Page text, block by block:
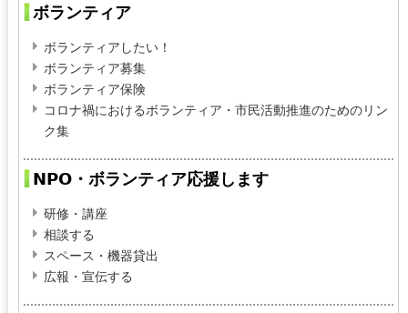
ボランティア
ボランティアしたい！
ボランティア募集
ボランティア保険
コロナ禍におけるボランティア・市民活動推進のためのリン
ク集
NPO・ボランティア応援します
研修・講座
相談する
スペース・機器貸出
広報・宣伝する